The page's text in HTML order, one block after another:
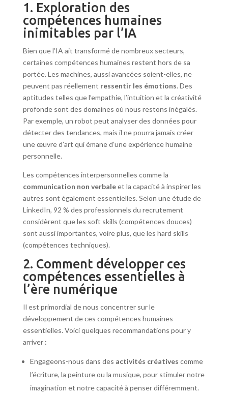
1. Exploration des
compétences humaines
inimitables par l’IA
Bien que l’IA ait transformé de nombreux secteurs,
certaines compétences humaines restent hors de sa
portée. Les machines, aussi avancées soient-elles, ne
peuvent pas réellement ressentir les émotions. Des
aptitudes telles que l’empathie, l’intuition et la créativité
profonde sont des domaines où nous restons inégalés.
Par exemple, un robot peut analyser des données pour
détecter des tendances, mais il ne pourra jamais créer
une œuvre d’art qui émane d’une expérience humaine
personnelle.
Les compétences interpersonnelles comme la
communication non verbaleet la capacité à inspirer les
autres sont également essentielles. Selon une étude de
LinkedIn, 92 % des professionnels du recrutement
considèrent que les soft skills (compétences douces)
sont aussi importantes, voire plus, que les hard skills
(compétences techniques).
2. Comment développer ces
compétences essentielles à
l’ère numérique
Il est primordial de nous concentrer sur le
développement de ces compétences humaines
essentielles. Voici quelques recommandations pour y
arriver :
Engageons-nous dans des activités créatives comme
l’écriture, la peinture ou la musique, pour stimuler notre
imagination et notre capacité à penser différemment.